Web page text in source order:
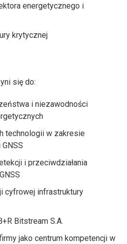
energetycznego i
krytycznej
się do:
i niezawodności
technologii w zakresie
i przeciwdziałania
cyfrowej infrastruktury
Bitstream S.A.
jako centrum kompetencji w